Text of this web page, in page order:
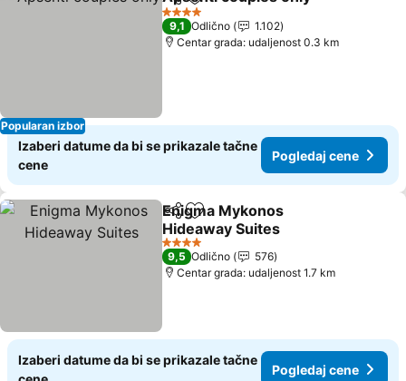
Popularan izbor
Deli Dodati u favorite
4 Zvezdice
9,1 Odlično
1.102
Centar grada: udaljenost 0.3 km
Izaberi datume da bi se prikazale tačne
cene
Pogledaj cene
Deli Dodati u favorite
Enigma Mykonos
Hideaway Suites
4 Zvezdice
9,5 Odlično
576
Centar grada: udaljenost 1.7 km
Izaberi datume da bi se prikazale tačne
Pogledaj cene